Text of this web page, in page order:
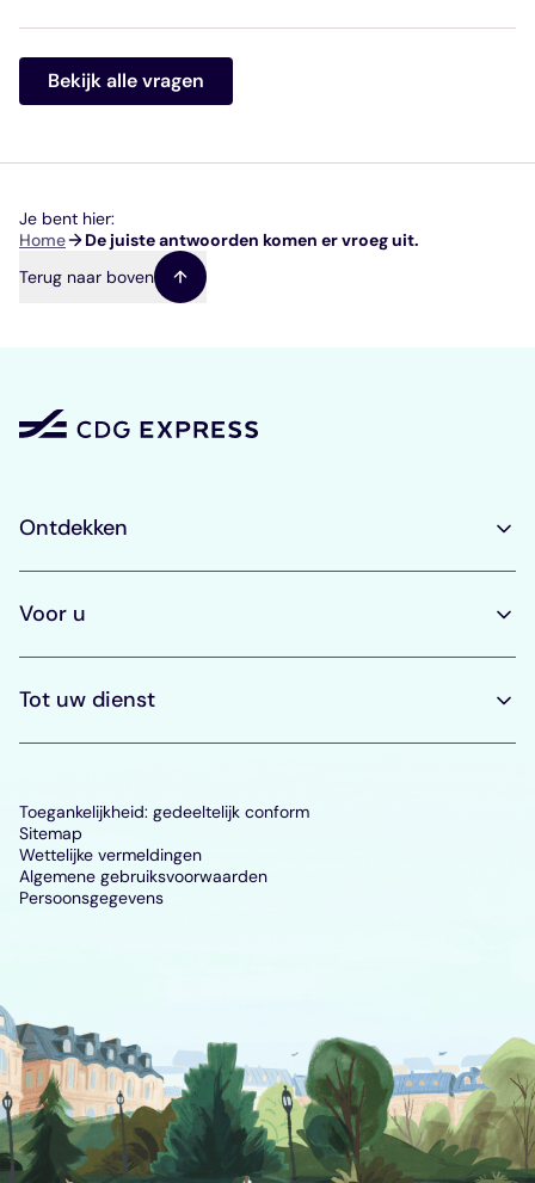
evenals praktijksituaties die aansluiten bij de verwachte
taken. Deze tests helpen om de motivatie, het
reactievermogen en het vermogen om de strikte
om het leervermogen van de kandidaten te beoordelen.
Bekijk alle vragen
Je bent hier:
Kruimelpad
Home
De juiste antwoorden komen er vroeg uit.
Terug naar boven
Ontdekken
Voor u
Tot uw dienst
Toegankelijkheid: gedeeltelijk conform
Sitemap
Wettelijke vermeldingen
Algemene gebruiksvoorwaarden
Persoonsgegevens